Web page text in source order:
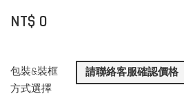
NT$ 0
包裝&裝框
方式選擇
請聯絡客服確認價格